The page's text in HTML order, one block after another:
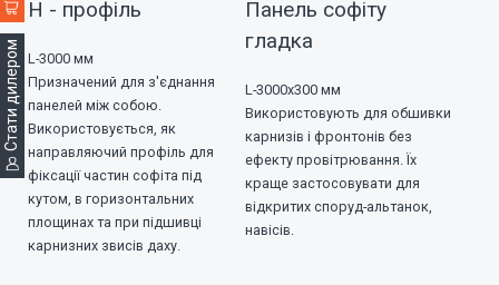
Cтати дилером
Н - профіль
L-3000 мм
Призначений для з'єднання
панелей між собою.
Використовується, як
направляючий профіль для
фіксації частин софіта під
кутом, в горизонтальних
площинах та при підшивці
карнизних звисів даху.
Панель софіту
гладка
L-3000х300 мм
Використовують для обшивки
карнизів і фронтонів без
ефекту провітрювання. Їх
краще застосовувати для
відкритих споруд-альтанок,
навісів.